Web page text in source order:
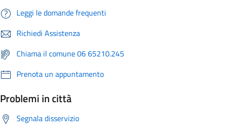
Leggi le domande frequenti
Richiedi Assistenza
Chiama il comune 06 65210.245
Prenota un appuntamento
Problemi in città
Segnala disservizio